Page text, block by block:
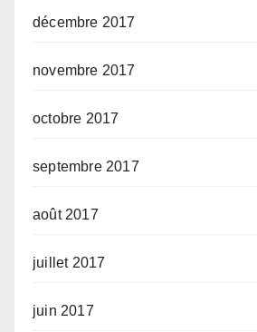
décembre 2017
novembre 2017
octobre 2017
septembre 2017
août 2017
juillet 2017
juin 2017